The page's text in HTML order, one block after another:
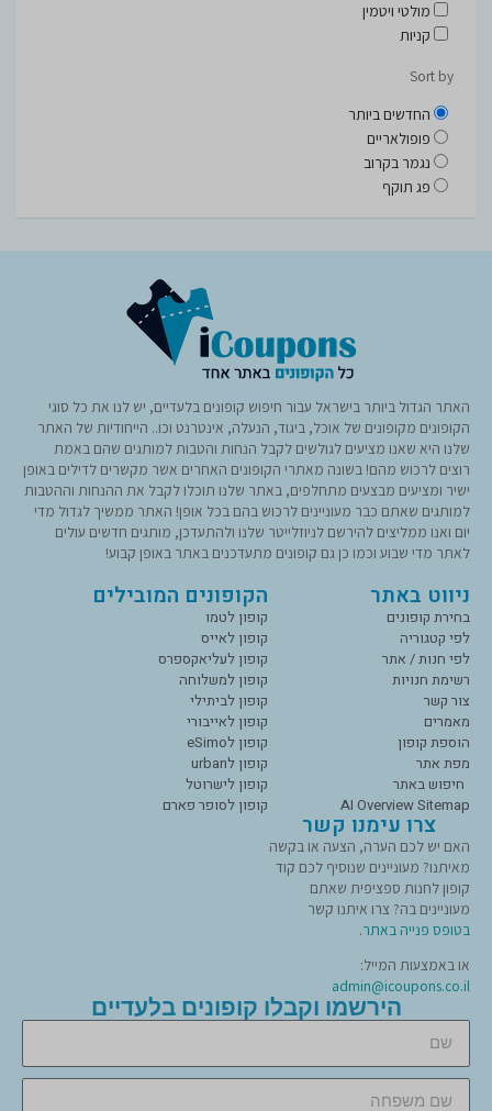
מולטי ויטמין
קניות
Sort by
החדשים ביותר
פופולאריים
נגמר בקרוב
פג תוקף
האתר הגדול ביותר בישראל עבור חיפוש קופונים בלעדיים, יש לנו את כל סוגי
הקופונים מקופונים של אוכל, ביגוד, הנעלה, אינטרנט וכו.. הייחודיות של האתר
שלנו היא שאנו מציעים לגולשים לקבל הנחות והטבות למותגים שהם באמת
רוצים לרכוש מהם! בשונה מאתרי הקופונים האחרים אשר מקשרים לדילים באופן
ישיר ומציעים מבצעים מתחלפים, באתר שלנו תוכלו לקבל את ההנחות וההטבות
למותגים שאתם כבר מעוניינים לרכוש בהם בכל אופן! האתר ממשיך לגדול מדי
יום ואנו ממליצים להירשם לניוזלייטר שלנו ולהתעדכן, מותגים חדשים עולים
לאתר מדי שבוע וכמו כן גם קופונים מתעדכנים באתר באופן קבוע!
ניווט באתר
בחירת קופונים
לפי קטגוריה
לפי חנות / אתר
רשימת חנויות
צור קשר
מאמרים
הוספת קופון
מפת אתר
חיפוש באתר
AI Overview Sitemap
הקופונים המובילים
קופון לטמו
קופון לאייס
קופון לעליאקספרס
קופון למשלוחה
קופון לביתילי
קופון לאייבורי
קופון לeSimo
קופון לurban
קופון לישרוטל
קופון לסופר פארם
צרו עימנו קשר
האם יש לכם הערה, הצעה או בקשה
מאיתנו? מעוניינים שנוסיף לכם קוד
קופון לחנות ספציפית שאתם
מעוניינים בה? צרו איתנו קשר
בטופס פנייה באתר.
או באמצעות המייל:
admin@icoupons.co.il
הירשמו וקבלו קופונים בלעדיים